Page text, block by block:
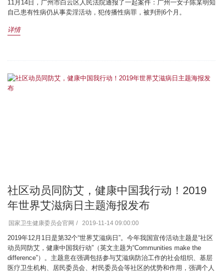
11月14日，广州市白云区人民法院通报了一起案件：广州一女子陈某明知
自己患有性病仍从事卖淫活动，犯传播性病罪，被判刑6个月。
详情
社区动员同防艾，健康中国我行动！2019
年世界艾滋病日主题海报发布
国家卫生健康委员会官网 2019-11-14 09:00:00
2019年12月1日是第32个“世界艾滋病日”。今年我国宣传活动主题是“社区
动员同防艾，健康中国我行动”（英文主题为“Communities make the
difference”）。主题意在强调包括参与艾滋病防治工作的社会组织、基层
医疗卫生机构、居民委员会、村民委员会等社区的优势和作用，强调个人